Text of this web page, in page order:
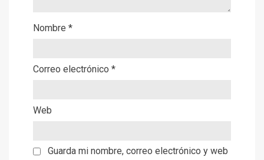
Nombre *
Correo electrónico *
Web
Guarda mi nombre, correo electrónico y web